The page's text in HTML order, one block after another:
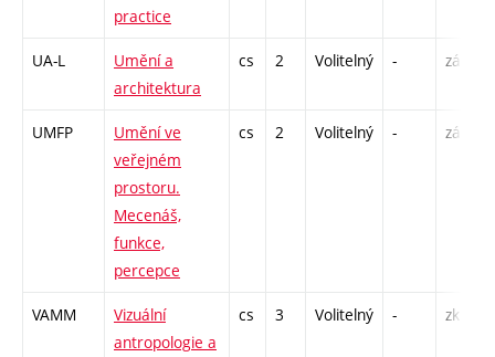
practice
UA-L
Umění a
architektura
cs 2 Volitelný - zá
UMFP
Umění ve
veřejném
prostoru.
Mecenáš,
funkce,
percepce
cs 2 Volitelný - zá
VAMM
Vizuální
antropologie a
cs 3 Volitelný - zk